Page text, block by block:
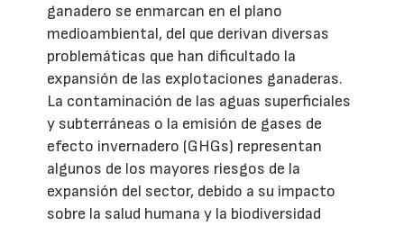
ganadero se enmarcan en el plano
medioambiental, del que derivan diversas
problemáticas que han dificultado la
expansión de las explotaciones ganaderas.
La contaminación de las aguas superficiales
y subterráneas o la emisión de gases de
efecto invernadero (GHGs) representan
algunos de los mayores riesgos de la
expansión del sector, debido a su impacto
sobre la salud humana y la biodiversidad